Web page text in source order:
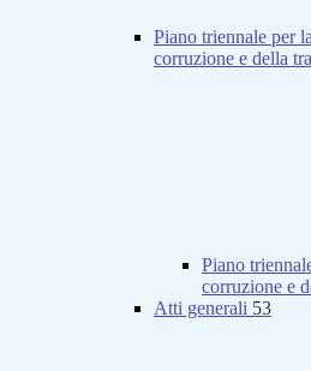
Piano triennale per
corruzione e della
Piano
corruzione e
Atti generali 53